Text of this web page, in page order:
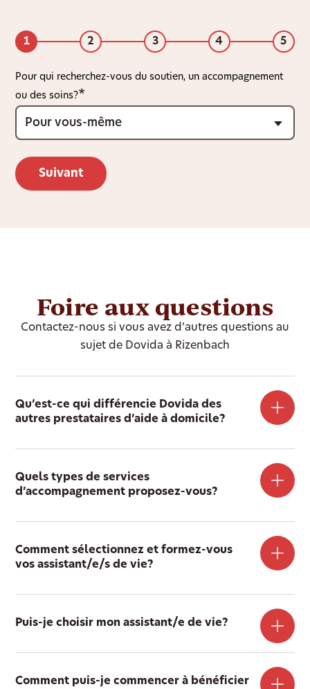
1 2 3 4 5
Pour qui recherchez-vous du soutien, un accompagnement
ou des soins?
Foire aux questions
Contactez-nous si vous avez d’autres questions au
sujet de Dovida à Rizenbach
Qu’est-ce qui différencie Dovida des
autres prestataires d’aide à domicile?
Quels types de services
d’accompagnement proposez-vous?
Comment sélectionnez et formez-vous
vos assistant/e/s de vie?
Puis-je choisir mon assistant/e de vie?
Comment puis-je commencer à bénéficier